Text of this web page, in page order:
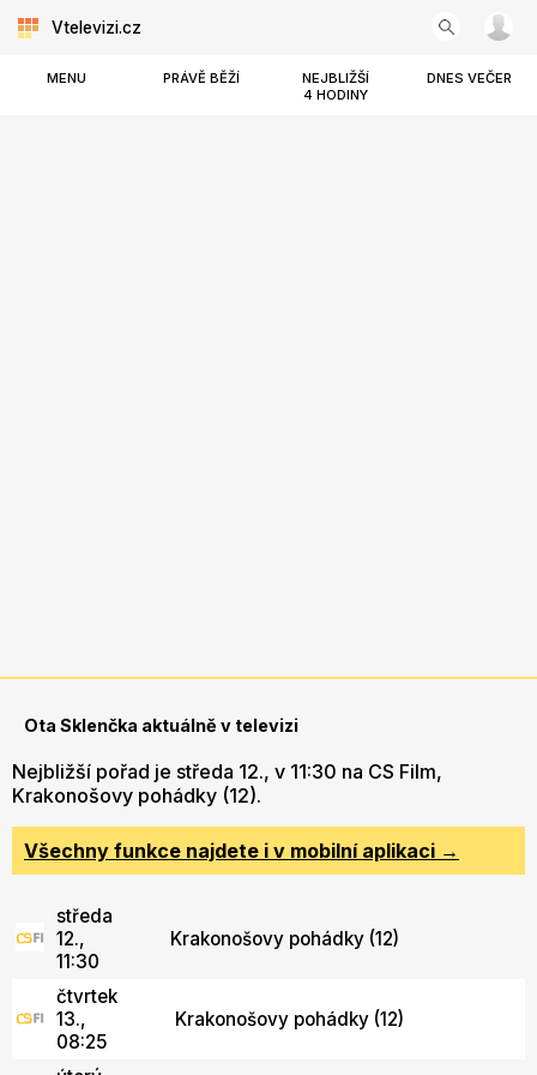
Vtelevizi.cz
MENU PRÁVĚ BĚŽÍ
NEJBLIŽŠÍ
4 HODINY
DNES VEČER
Ota Sklenčka aktuálně v televizi
Nejbližší pořad je středa 12., v 11:30 na CS Film,
Krakonošovy pohádky (12).
Všechny funkce najdete i v mobilní aplikaci →
středa
12.,
11:30
Krakonošovy pohádky (12)
čtvrtek
13.,
08:25
Krakonošovy pohádky (12)